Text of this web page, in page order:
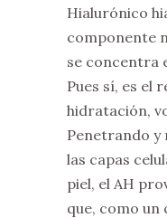
Hialurónico
componente
se concentra
Pues sí, es el
hidratación,
Penetrando y
las capas
piel, el AH
que, como